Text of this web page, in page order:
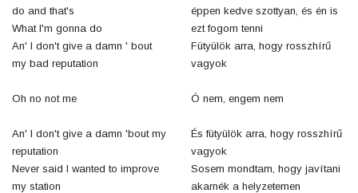
do and that's
What I'm gonna do
An' I don't give a damn ' bout
my bad reputation
Oh no not me
An' I don't give a damn 'bout my
reputation
Never said I wanted to improve
my station
éppen kedve szottyan, és én is
ezt fogom tenni
Fütyülök arra, hogy rosszhírű
vagyok
Ó nem, engem nem
És fütyülök arra, hogy rosszhírű
vagyok
Sosem mondtam, hogy javítani
akarnék a helyzetemen